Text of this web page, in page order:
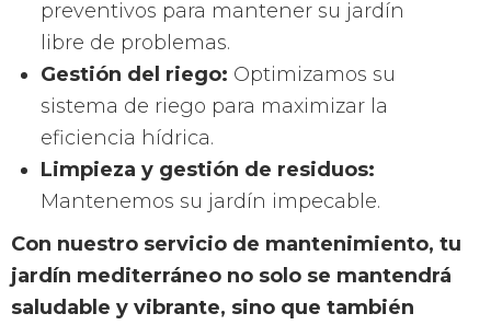
preventivos para mantener su jardín
libre de problemas.
Gestión del riego: Optimizamos su
sistema de riego para maximizar la
eficiencia hídrica.
Limpieza y gestión de residuos:
Mantenemos su jardín impecable.
Con nuestro servicio de mantenimiento, tu
jardín mediterráneo no solo se mantendrá
saludable y vibrante, sino que también